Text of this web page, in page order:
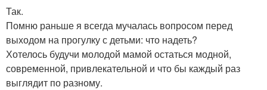
Так.
Помню раньше я всегда мучалась вопросом перед
выходом на прогулку с детьми: что надеть?
Хотелось будучи молодой мамой остаться модной,
современной, привлекательной и что бы каждый раз
выглядит по разному.